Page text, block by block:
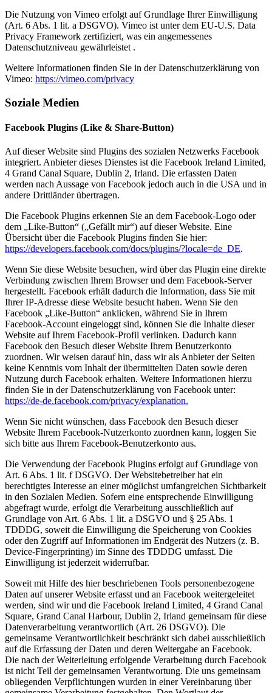
Die Nutzung von Vimeo erfolgt auf Grundlage Ihrer Einwilligung
(Art. 6 Abs. 1 lit. a DSGVO). Vimeo ist unter dem EU-U.S. Data
Privacy Framework zertifiziert, was ein angemessenes
Datenschutzniveau gewährleistet .
Weitere Informationen finden Sie in der Datenschutzerklärung von
Vimeo: https://vimeo.com/privacy
Soziale Medien
Facebook Plugins (Like & Share-Button)
Auf dieser Website sind Plugins des sozialen Netzwerks Facebook
integriert. Anbieter dieses Dienstes ist die Facebook Ireland Limited,
4 Grand Canal Square, Dublin 2, Irland. Die erfassten Daten
werden nach Aussage von Facebook jedoch auch in die USA und in
andere Drittländer übertragen.
Die Facebook Plugins erkennen Sie an dem Facebook-Logo oder
dem „Like-Button“ („Gefällt mir“) auf dieser Website. Eine
Übersicht über die Facebook Plugins finden Sie hier:
https://developers.facebook.com/docs/plugins/?locale=de_DE.
Wenn Sie diese Website besuchen, wird über das Plugin eine direkte
Verbindung zwischen Ihrem Browser und dem Facebook-Server
hergestellt. Facebook erhält dadurch die Information, dass Sie mit
Ihrer IP-Adresse diese Website besucht haben. Wenn Sie den
Facebook „Like-Button“ anklicken, während Sie in Ihrem
Facebook-Account eingeloggt sind, können Sie die Inhalte dieser
Website auf Ihrem Facebook-Profil verlinken. Dadurch kann
Facebook den Besuch dieser Website Ihrem Benutzerkonto
zuordnen. Wir weisen darauf hin, dass wir als Anbieter der Seiten
keine Kenntnis vom Inhalt der übermittelten Daten sowie deren
Nutzung durch Facebook erhalten. Weitere Informationen hierzu
finden Sie in der Datenschutzerklärung von Facebook unter:
https://de-de.facebook.com/privacy/explanation.
Wenn Sie nicht wünschen, dass Facebook den Besuch dieser
Website Ihrem Facebook-Nutzerkonto zuordnen kann, loggen Sie
sich bitte aus Ihrem Facebook-Benutzerkonto aus.
Die Verwendung der Facebook Plugins erfolgt auf Grundlage von
Art. 6 Abs. 1 lit. f DSGVO. Der Websitebetreiber hat ein
berechtigtes Interesse an einer möglichst umfangreichen Sichtbarkeit
in den Sozialen Medien. Sofern eine entsprechende Einwilligung
abgefragt wurde, erfolgt die Verarbeitung ausschließlich auf
Grundlage von Art. 6 Abs. 1 lit. a DSGVO und § 25 Abs. 1
TDDDG, soweit die Einwilligung die Speicherung von Cookies
oder den Zugriff auf Informationen im Endgerät des Nutzers (z. B.
Device-Fingerprinting) im Sinne des TDDDG umfasst. Die
Einwilligung ist jederzeit widerrufbar.
Soweit mit Hilfe des hier beschriebenen Tools personenbezogene
Daten auf unserer Website erfasst und an Facebook weitergeleitet
werden, sind wir und die Facebook Ireland Limited, 4 Grand Canal
Square, Grand Canal Harbour, Dublin 2, Irland gemeinsam für diese
Datenverarbeitung verantwortlich (Art. 26 DSGVO). Die
gemeinsame Verantwortlichkeit beschränkt sich dabei ausschließlich
auf die Erfassung der Daten und deren Weitergabe an Facebook.
Die nach der Weiterleitung erfolgende Verarbeitung durch Facebook
ist nicht Teil der gemeinsamen Verantwortung. Die uns gemeinsam
obliegenden Verpflichtungen wurden in einer Vereinbarung über